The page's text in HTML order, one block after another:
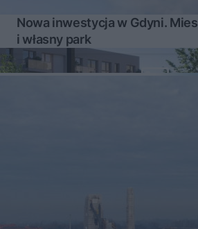
Nowa inwestycja w Gdyni.
i własny park